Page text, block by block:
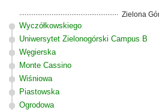
Zielona
Wyczółkowskiego
Uniwersytet Zielonogórski Campus B
Węgierska
Monte Cassino
Wiśniowa
Piastowska
Ogrodowa